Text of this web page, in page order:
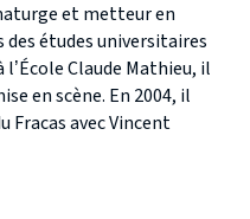
et metteur en
des études universitaires
Claude Mathieu, il
en scène. En 2004, il
Fracas avec Vincent